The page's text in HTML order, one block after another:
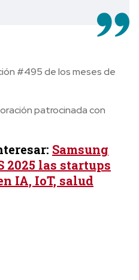
#495 de los meses de
patrocinada con
Samsung
2025 las startups
IA, IoT, salud